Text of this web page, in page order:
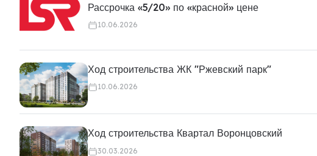
Рассрочка «5/20» по «красной» цене
10.06.2026
Ход строительства ЖК "Ржевский парк"
10.06.2026
Ход строительства Квартал Воронцовский
30.03.2026